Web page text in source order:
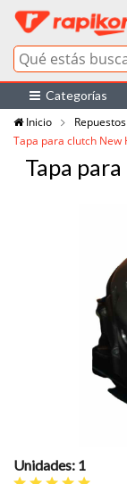
Categorías
Inicio
Tapa para clutch New
Tapa
Unidades: 1